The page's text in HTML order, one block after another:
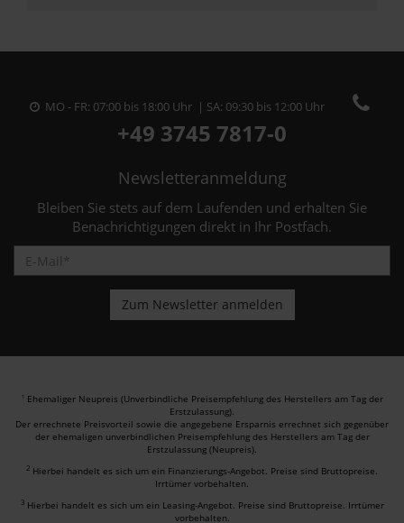
MO - FR: 07:00 bis 18:00 Uhr | SA: 09:30 bis 12:00 Uhr
+49 3745 7817-0
Newsletteranmeldung
Bleiben Sie stets auf dem Laufenden und erhalten Sie
Benachrichtigungen direkt in Ihr Postfach.
1 Ehemaliger Neupreis (Unverbindliche Preisempfehlung des Herstellers am Tag der
Erstzulassung).
Der errechnete Preisvorteil sowie die angegebene Ersparnis errechnet sich gegenüber
der ehemaligen unverbindlichen Preisempfehlung des Herstellers am Tag der
Erstzulassung (Neupreis).
2 Hierbei handelt es sich um ein Finanzierungs-Angebot. Preise sind Bruttopreise.
Irrtümer vorbehalten.
3 Hierbei handelt es sich um ein Leasing-Angebot. Preise sind Bruttopreise. Irrtümer
vorbehalten.